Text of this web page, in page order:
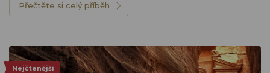
Přečtěte si celý příběh
Nejčtenější